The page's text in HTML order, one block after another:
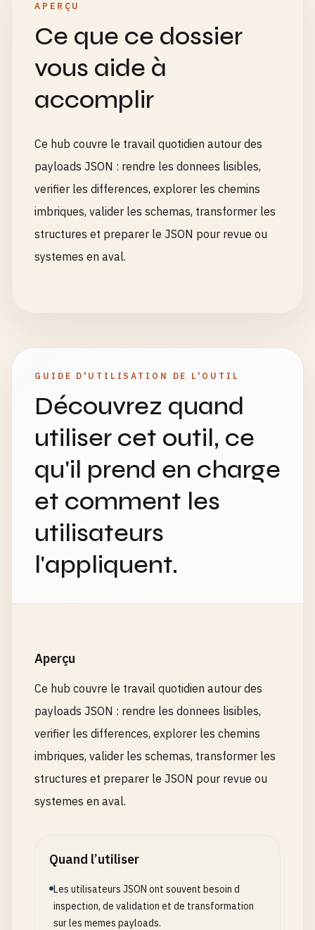
APERÇU
Ce que ce dossier
vous aide à
accomplir
Ce hub couvre le travail quotidien autour des
payloads JSON : rendre les donnees lisibles,
verifier les differences, explorer les chemins
imbriques, valider les schemas, transformer les
structures et preparer le JSON pour revue ou
systemes en aval.
GUIDE D'UTILISATION DE L'OUTIL
Découvrez quand
utiliser cet outil, ce
qu'il prend en charge
et comment les
utilisateurs
l'appliquent.
Aperçu
Ce hub couvre le travail quotidien autour des
payloads JSON : rendre les donnees lisibles,
verifier les differences, explorer les chemins
imbriques, valider les schemas, transformer les
structures et preparer le JSON pour revue ou
systemes en aval.
Quand l’utiliser
Les utilisateurs JSON ont souvent besoin d
inspection, de validation et de transformation
sur les memes payloads.